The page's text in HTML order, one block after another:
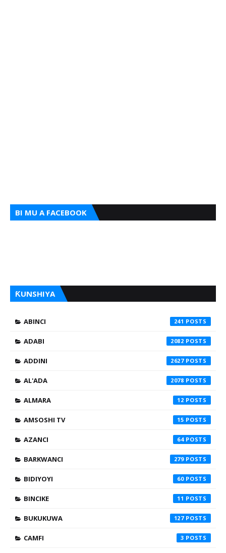
BI MU A FACEBOOK
ƘUNSHIYA
ABINCI 241
ADABI 2082
ADDINI 2627
AL'ADA 2078
ALMARA 12
AMSOSHI TV 15
AZANCI 64
BARKWANCI 279
BIDIYOYI 60
BINCIKE 11
BUKUKUWA 127
CAMFI 3